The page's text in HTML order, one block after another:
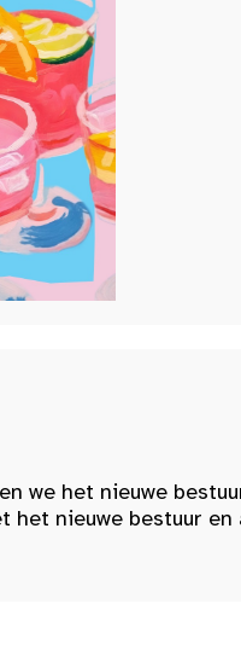
we het nieuwe
het nieuwe bestuur en